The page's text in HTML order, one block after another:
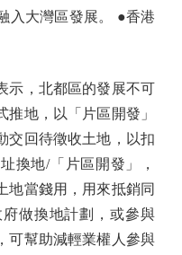
入大灣區發展。 ●香港
，北都區的發展不可
地，以「片區開發」
交回待徵收土地，以扣
換地/「片區開發」，
地當錢用，用來抵銷同
做換地計劃，或參與
可幫助減輕業權人參與